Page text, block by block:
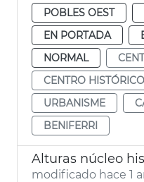
POBLES OEST
EN PORTADA
NORMAL
CENTRO HISTÓRICO
URBANISME
BENIFERRI
modificado hace 1